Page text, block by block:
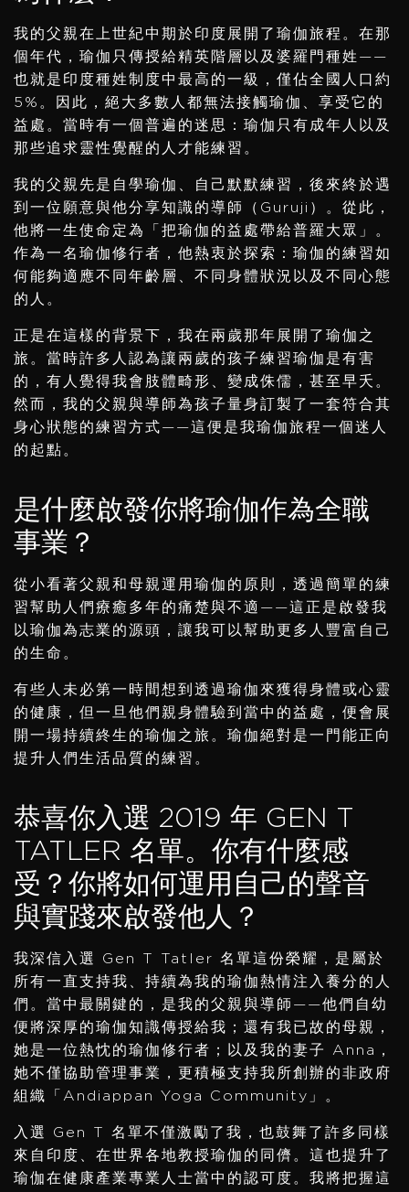
我的父親在上世紀中期於印度展開了瑜伽旅程。在那
個年代，瑜伽只傳授給精英階層以及婆羅門種姓——
也就是印度種姓制度中最高的一級，僅佔全國人口約
5%。因此，絕大多數人都無法接觸瑜伽、享受它的
益處。當時有一個普遍的迷思：瑜伽只有成年人以及
那些追求靈性覺醒的人才能練習。
我的父親先是自學瑜伽、自己默默練習，後來終於遇
到一位願意與他分享知識的導師（Guruji）。從此，
他將一生使命定為「把瑜伽的益處帶給普羅大眾」。
作為一名瑜伽修行者，他熱衷於探索：瑜伽的練習如
何能夠適應不同年齡層、不同身體狀況以及不同心態
的人。
正是在這樣的背景下，我在兩歲那年展開了瑜伽之
旅。當時許多人認為讓兩歲的孩子練習瑜伽是有害
的，有人覺得我會肢體畸形、變成侏儒，甚至早夭。
然而，我的父親與導師為孩子量身訂製了一套符合其
身心狀態的練習方式——這便是我瑜伽旅程一個迷人
的起點。
是什麼啟發你將瑜伽作為全職
事業？
從小看著父親和母親運用瑜伽的原則，透過簡單的練
習幫助人們療癒多年的痛楚與不適——這正是啟發我
以瑜伽為志業的源頭，讓我可以幫助更多人豐富自己
的生命。
有些人未必第一時間想到透過瑜伽來獲得身體或心靈
的健康，但一旦他們親身體驗到當中的益處，便會展
開一場持續終生的瑜伽之旅。瑜伽絕對是一門能正向
提升人們生活品質的練習。
恭喜你入選 2019 年 GEN T
TATLER 名單。你有什麼感
受？你將如何運用自己的聲音
與實踐來啟發他人？
我深信入選 Gen T Tatler 名單這份榮耀，是屬於
所有一直支持我、持續為我的瑜伽熱情注入養分的人
們。當中最關鍵的，是我的父親與導師——他們自幼
便將深厚的瑜伽知識傳授給我；還有我已故的母親，
她是一位熱忱的瑜伽修行者；以及我的妻子 Anna，
她不僅協助管理事業，更積極支持我所創辦的非政府
組織「Andiappan Yoga Community」。
入選 Gen T 名單不僅激勵了我，也鼓舞了許多同樣
來自印度、在世界各地教授瑜伽的同儕。這也提升了
瑜伽在健康產業專業人士當中的認可度。我將把握這